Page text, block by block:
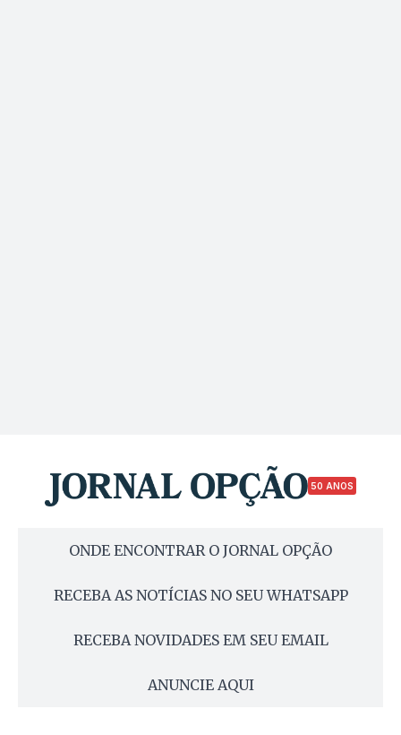
50 ANOS
ONDE ENCONTRAR O JORNAL OPÇÃO
RECEBA AS NOTÍCIAS NO SEU WHATSAPP
RECEBA NOVIDADES EM SEU EMAIL
ANUNCIE AQUI